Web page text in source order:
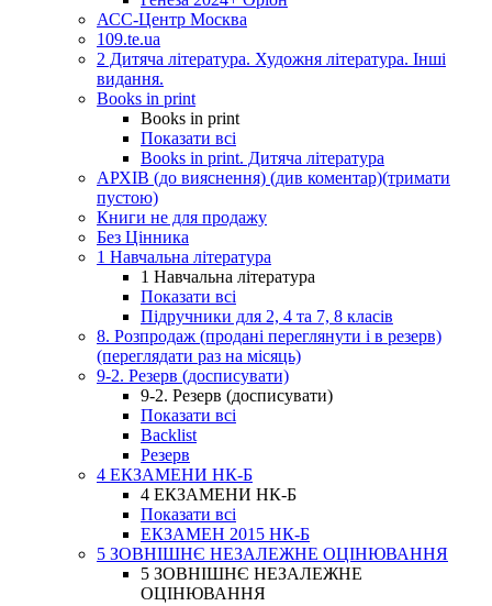
АСС-Центр Москва
109.te.ua
2 Дитяча література. Художня література. Інші
видання.
Books in print
Books in print
Показати всі
Books in print. Дитяча література
АРХІВ (до вияснення) (див коментар)(тримати
пустою)
Книги не для продажу
Без Цінника
1 Навчальна література
1 Навчальна література
Показати всі
Підручники для 2, 4 та 7, 8 класів
8. Розпродаж (продані переглянути і в резерв)
(переглядати раз на місяць)
9-2. Резерв (досписувати)
9-2. Резерв (досписувати)
Показати всі
Backlist
Резерв
4 ЕКЗАМЕНИ НК-Б
4 ЕКЗАМЕНИ НК-Б
Показати всі
ЕКЗАМЕН 2015 НК-Б
5 ЗОВНІШНЄ НЕЗАЛЕЖНЕ ОЦІНЮВАННЯ
5 ЗОВНІШНЄ НЕЗАЛЕЖНЕ
ОЦІНЮВАННЯ